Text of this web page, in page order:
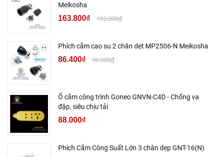
Meikosha
163.800₫ 182.000₫
Phích cắm cao su 2 chân dẹt MP2506-N Meikosha
86.400₫ 96.000₫
Ổ cắm công trình Goneo GNVN-C4D - Chống va
đập, siêu chịu tải
88.000₫
Phích Cắm Công Suất Lớn 3 chân dẹp GNT-16(N)